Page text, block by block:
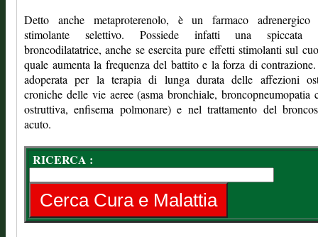
Detto anche metaproterenolo, è un farmaco adrenergico
stimolante selettivo. Possiede infatti una spiccata
broncodilatatrice, anche se esercita pure effetti stimolanti sul
quale aumenta la frequenza del battito e la forza di
adoperata per la terapia di lunga durata delle affezioni
croniche delle vie aeree (asma bronchiale, broncopneumopatia
ostruttiva, enfisema polmonare) e nel trattamento del
acuto.
RICERCA :